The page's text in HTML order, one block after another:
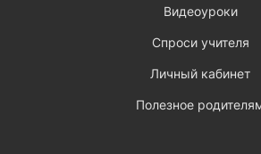
Видеоуроки
Спроси учителя
Личный кабинет
Полезное